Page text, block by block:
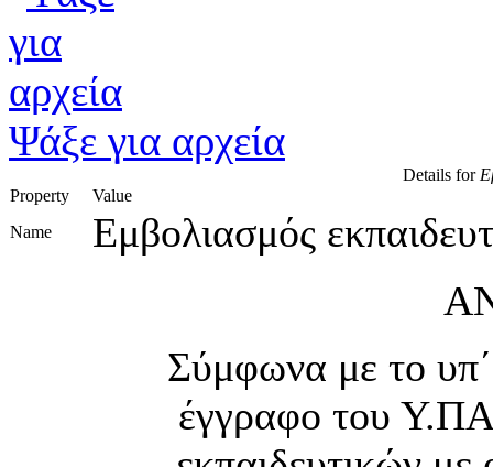
Ψάξε για αρχεία
Details for
Property
Value
Name
Εμβολιασμός
Σύμφωνα με το
έγγραφο του